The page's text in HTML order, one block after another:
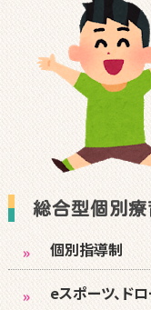
総合型個別療
個別指導制
eスポーツ、ド